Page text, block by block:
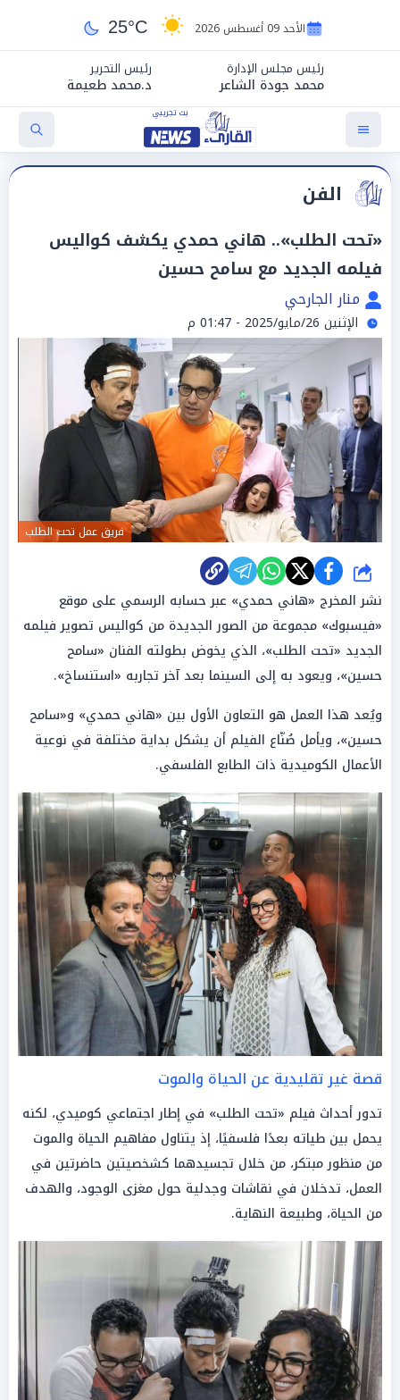
الأحد 09 أغسطس 2026 25°C
رئيس مجلس الإدارة
محمد جودة الشاعر
رئيس التحرير
د.محمد طعيمة
الفن
«تحت الطلب».. هاني حمدي يكشف كواليس
فيلمه الجديد مع سامح حسين
منار الجارحي
الإثنين 26/مايو/2025 - 01:47 م
فريق عمل تحت الطلب
شارك
نشر المخرج «هاني حمدي» عبر حسابه الرسمي على موقع
«فيسبوك» مجموعة من الصور الجديدة من كواليس تصوير فيلمه
الجديد «تحت الطلب»، الذي يخوض بطولته الفنان «سامح
حسين»، ويعود به إلى السينما بعد آخر تجاربه «استنساخ».
ويُعد هذا العمل هو التعاون الأول بين «هاني حمدي» و«سامح
حسين»، ويأمل صُنّاع الفيلم أن يشكل بداية مختلفة في نوعية
الأعمال الكوميدية ذات الطابع الفلسفي.
قصة غير تقليدية عن الحياة والموت
تدور أحداث فيلم «تحت الطلب» في إطار اجتماعي كوميدي، لكنه
يحمل بين طياته بعدًا فلسفيًا، إذ يتناول مفاهيم الحياة والموت
من منظور مبتكر، من خلال تجسيدهما كشخصيتين حاضرتين في
العمل، تدخلان في نقاشات وجدلية حول مغزى الوجود، والهدف
من الحياة، وطبيعة النهاية.